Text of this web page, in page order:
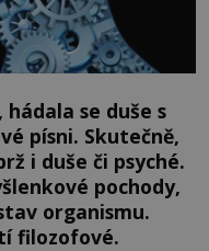
se duše s
písni. Skutečně,
i duše či psyché.
pochody,
organismu.
filozofové.